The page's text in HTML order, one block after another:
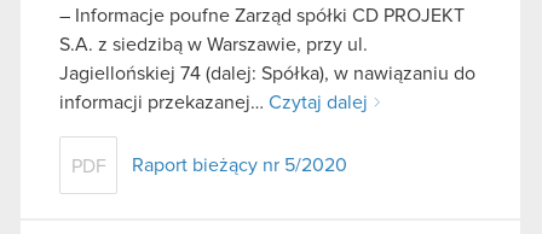
– Informacje poufne Zarząd spółki CD PROJEKT
S.A. z siedzibą w Warszawie, przy ul.
Jagiellońskiej 74 (dalej: Spółka), w nawiązaniu do
informacji przekazanej… Czytaj dalej
PDF Raport bieżący nr 5/2020